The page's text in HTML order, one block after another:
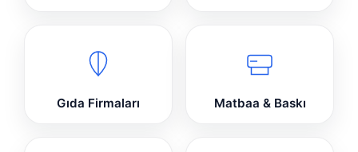
Gıda Firmaları Matbaa & Baskı